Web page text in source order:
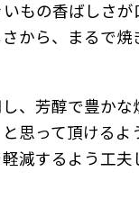
もの香ばしさ
から、まるで
、芳醇で豊か
思って頂ける
減するよう工